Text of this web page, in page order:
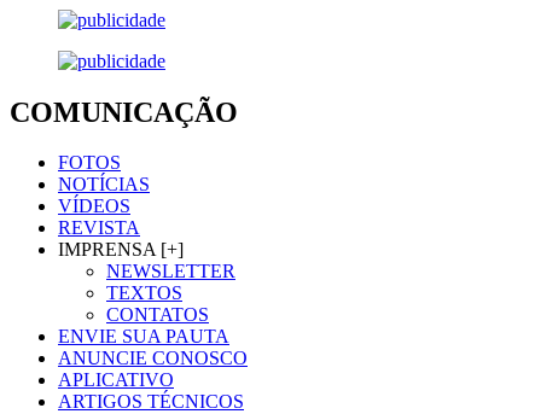
COMUNICAÇÃO
FOTOS
NOTÍCIAS
VÍDEOS
REVISTA
IMPRENSA [+]
NEWSLETTER
TEXTOS
CONTATOS
ENVIE SUA PAUTA
ANUNCIE CONOSCO
APLICATIVO
ARTIGOS TÉCNICOS